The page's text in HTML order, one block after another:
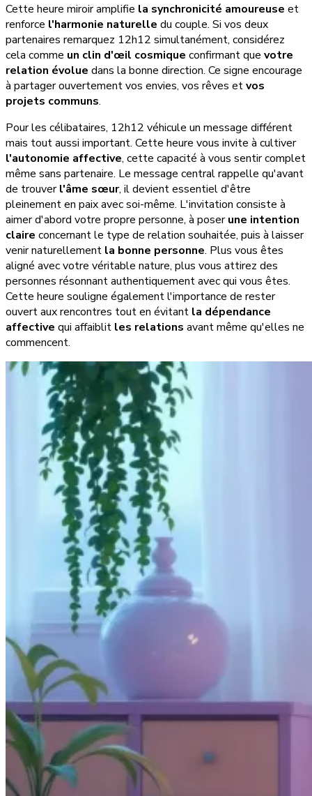
Cette heure miroir amplifie la synchronicité amoureuse et
renforce l'harmonie naturelle du couple. Si vos deux
partenaires remarquez 12h12 simultanément, considérez
cela comme un clin d'œil cosmique confirmant que votre
relation évolue dans la bonne direction. Ce signe encourage
à partager ouvertement vos envies, vos rêves etvos
projets communs.
Pour les célibataires, 12h12 véhicule un message différent
mais tout aussi important. Cette heure vous invite à cultiver
l'autonomie affective, cette capacité à vous sentir complet
même sans partenaire. Le message central rappelle qu'avant
de trouverl'âme sœur, il devient essentiel d'être
pleinement en paix avec soi-même. L'invitation consiste à
aimer d'abord votre propre personne, à poserune intention
claire concernant le type de relation souhaitée, puis à laisser
venir naturellement la bonne personne. Plus vous êtes
aligné avec votre véritable nature, plus vous attirez des
personnes résonnant authentiquement avec qui vous êtes.
Cette heure souligne également l'importance de rester
ouvert aux rencontres tout en évitant la dépendance
affective qui affaiblit les relations avant même qu'elles ne
commencent.